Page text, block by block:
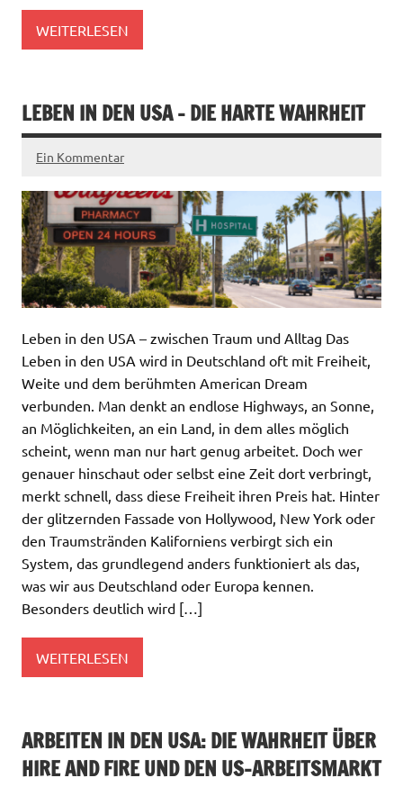
WEITERLESEN
LEBEN IN DEN USA – DIE HARTE WAHRHEIT
Ein Kommentar
Leben in den USA – zwischen Traum und Alltag Das
Leben in den USA wird in Deutschland oft mit Freiheit,
Weite und dem berühmten American Dream
verbunden. Man denkt an endlose Highways, an Sonne,
an Möglichkeiten, an ein Land, in dem alles möglich
scheint, wenn man nur hart genug arbeitet. Doch wer
genauer hinschaut oder selbst eine Zeit dort verbringt,
merkt schnell, dass diese Freiheit ihren Preis hat. Hinter
der glitzernden Fassade von Hollywood, New York oder
den Traumstränden Kaliforniens verbirgt sich ein
System, das grundlegend anders funktioniert als das,
was wir aus Deutschland oder Europa kennen.
Besonders deutlich wird […]
WEITERLESEN
ARBEITEN IN DEN USA: DIE WAHRHEIT ÜBER
HIRE AND FIRE UND DEN US-ARBEITSMARKT